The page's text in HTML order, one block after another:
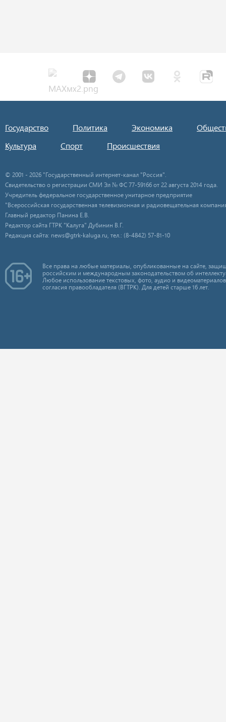
Государство Политика Экономика
Культура
Спорт Происшествия
© 2001 - 2026 "Государственный интернет-канал "Россия".
Свидетельство о регистрации СМИ Эл № ФС 77-59166 от 22 августа 2014 года.
Учредитель федеральное государственное унитарное предприятие
"Всероссийская государственная телевизионная и радиовещательная
Главный редактор Панина Е.В.
Редактор сайта ГТРК "Калуга" Дубинин В.Г.
Редакция сайта: news@gtrk-kaluga.ru, тел.: (8-4842) 57-81-10
Все права на любые материалы, опубликованные на сайте,
российским и международным законодательством об
Любое использование текстовых, фото, аудио и
согласия правообладателя (ВГТРК). Для детей старше 16 лет.